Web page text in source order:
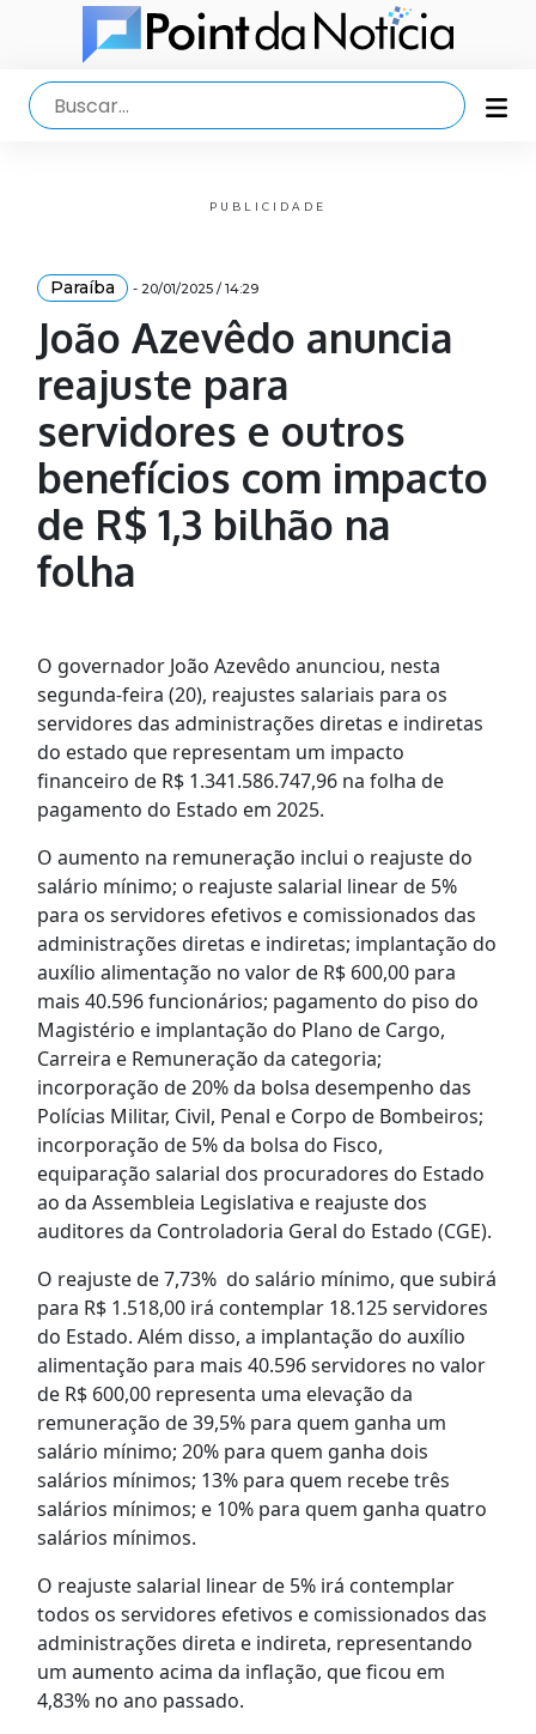
PUBLICIDADE
Paraíba - 20/01/2025 / 14:29
João Azevêdo anuncia
reajuste para
servidores e outros
benefícios com impacto
de R$ 1,3 bilhão na
folha
O governador João Azevêdo anunciou, nesta
segunda-feira (20), reajustes salariais para os
servidores das administrações diretas e indiretas
do estado que representam um impacto
financeiro de R$ 1.341.586.747,96 na folha de
pagamento do Estado em 2025.
O aumento na remuneração inclui o reajuste do
salário mínimo; o reajuste salarial linear de 5%
para os servidores efetivos e comissionados das
administrações diretas e indiretas; implantação do
auxílio alimentação no valor de R$ 600,00 para
mais 40.596 funcionários; pagamento do piso do
Magistério e implantação do Plano de Cargo,
Carreira e Remuneração da categoria;
incorporação de 20% da bolsa desempenho das
Polícias Militar, Civil, Penal e Corpo de Bombeiros;
incorporação de 5% da bolsa do Fisco,
equiparação salarial dos procuradores do Estado
ao da Assembleia Legislativa e reajuste dos
auditores da Controladoria Geral do Estado (CGE).
O reajuste de 7,73% do salário mínimo, que subirá
para R$ 1.518,00 irá contemplar 18.125 servidores
do Estado. Além disso, a implantação do auxílio
alimentação para mais 40.596 servidores no valor
de R$ 600,00 representa uma elevação da
remuneração de 39,5% para quem ganha um
salário mínimo; 20% para quem ganha dois
salários mínimos; 13% para quem recebe três
salários mínimos; e 10% para quem ganha quatro
salários mínimos.
O reajuste salarial linear de 5% irá contemplar
todos os servidores efetivos e comissionados das
administrações direta e indireta, representando
um aumento acima da inflação, que ficou em
4,83% no ano passado.